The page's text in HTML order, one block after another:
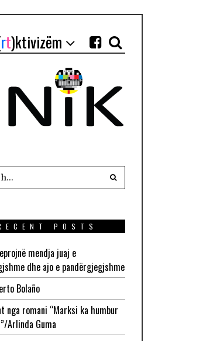
rt)ktivizëm
POSTS
mendja juaj e
dhe ajo e pandërgjegjshme
Bolaño
nga romani “Marksi ka humbur
Arlinda Guma